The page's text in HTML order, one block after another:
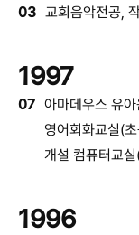
03 교회음악전공,
1997
07 아마데우스 유
영어회화교실(
개설 컴퓨터교
1996